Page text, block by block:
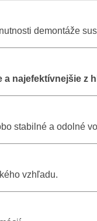
demontáže
a najefektívnejšie z
stabilné a odolné
vzhľadu.